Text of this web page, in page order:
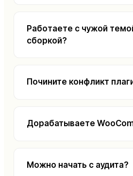
Работаете с чужой
сборкой?
Почините конфликт
Дорабатываете
Можно начать с аудита?